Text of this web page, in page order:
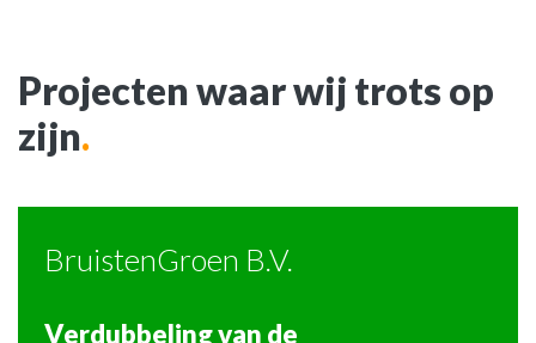
Projecten waar wij trots op
zijn.
BruistenGroen B.V.
Verdubbeling van de